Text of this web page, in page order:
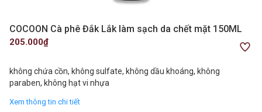
COCOON Cà phê Đắk Lắk làm sạch da chết mặt 150ML
205.000₫
không chứa cồn, không sulfate, không dầu khoáng, không
paraben, không hạt vi nhựa
Xem thông tin chi tiết